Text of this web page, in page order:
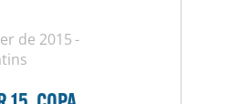
de 2015